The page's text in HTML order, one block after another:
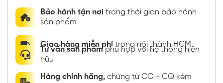
Bảo hành tận nơi trong thời gian bảo hành
sản phẩm
Giao hàng miễn phí trong nội thành HCM
Tư vấn sản phẩmphù hợp với hệ thống hiện
hữu
Hàng chính hãng, chứng từ CO - CQ kèm